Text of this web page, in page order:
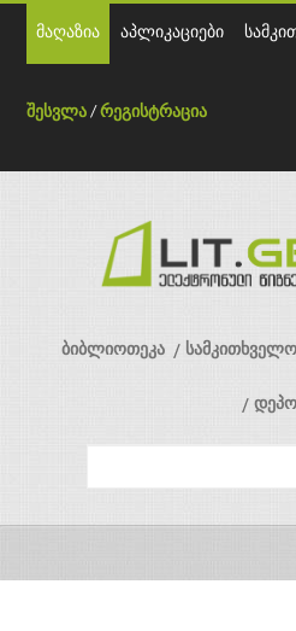
მაღაზია აპლიკაციები
შესვლა /რეგისტრაცია
ბიბლიოთეკა სამკითხველო